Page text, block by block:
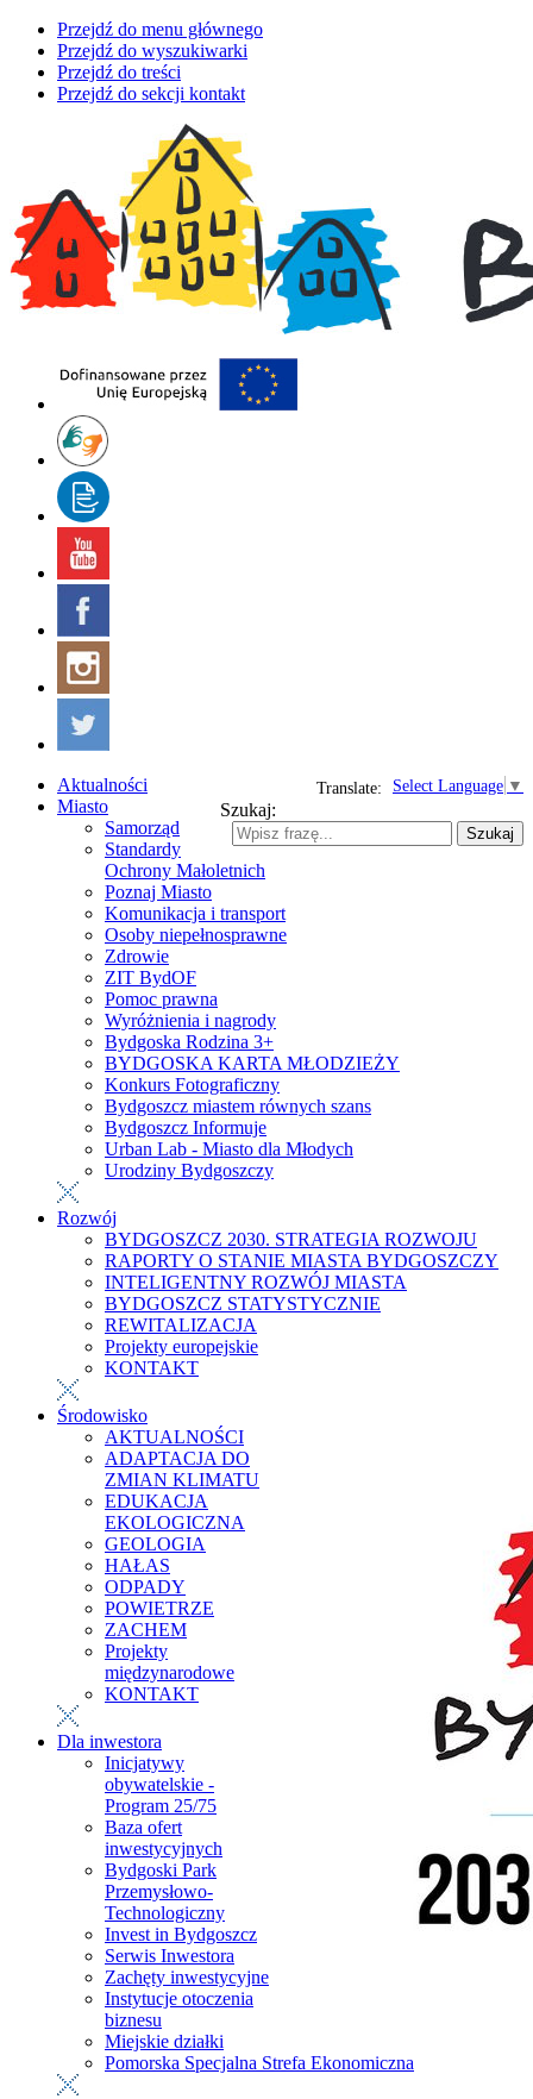
Przejdź do menu głównego
Przejdź do wyszukiwarki
Przejdź do treści
Przejdź do sekcji kontakt
Select Language ▼
Translate:
Szukaj:
Szukaj
Aktualności
Miasto
Samorząd
Standardy
Ochrony Małoletnich
Poznaj Miasto
Komunikacja i transport
Osoby niepełnosprawne
Zdrowie
ZIT BydOF
Pomoc prawna
Wyróżnienia i nagrody
Bydgoska Rodzina 3+
BYDGOSKA KARTA MŁODZIEŻY
Konkurs Fotograficzny
Bydgoszcz miastem równych szans
Bydgoszcz Informuje
Urban Lab - Miasto dla Młodych
Urodziny Bydgoszczy
Rozwój
BYDGOSZCZ 2030. STRATEGIA ROZWOJU
RAPORTY O STANIE MIASTA BYDGOSZCZY
INTELIGENTNY ROZWÓJ MIASTA
BYDGOSZCZ STATYSTYCZNIE
REWITALIZACJA
Projekty europejskie
KONTAKT
Środowisko
AKTUALNOŚCI
ADAPTACJA DO
ZMIAN KLIMATU
EDUKACJA
EKOLOGICZNA
GEOLOGIA
HAŁAS
ODPADY
POWIETRZE
ZACHEM
Projekty
międzynarodowe
KONTAKT
Dla inwestora
Inicjatywy
obywatelskie -
Program 25/75
Baza ofert
inwestycyjnych
Bydgoski Park
Przemysłowo-
Technologiczny
Invest in Bydgoszcz
Serwis Inwestora
Zachęty inwestycyjne
Instytucje otoczenia
biznesu
Miejskie działki
Pomorska Specjalna Strefa Ekonomiczna